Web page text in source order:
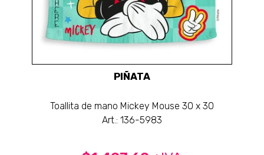
PIÑATA
Toallita de mano Mickey Mouse 30 x 30
Art.: 136-5983